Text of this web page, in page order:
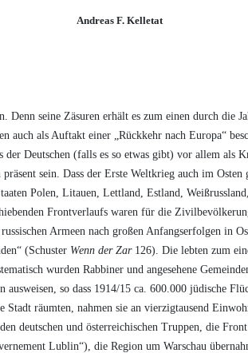
Andreas F. Kelletat
Denn seine Zäsuren erhält es zum einen durch
auch als Auftakt einer „Rückkehr nach Europa“
Deutschen (falls es so etwas gibt) vor allem als
sein. Dass der Erste Weltkrieg auch im
Polen, Litauen, Lettland, Estland,
Frontverlaufs waren für die
Armeen nach großen Anfangserfolgen in
(Schuster Wenn der Zar 126). Die lebten zum
wurden Rabbiner und angesehene
so dass 1914/15 ca. 600.000 jüdische
Stadt räumten, nahmen sie an vierzigtausend
deutschen und österreichischen Truppen, die
Lublin“), die Region um Warschau